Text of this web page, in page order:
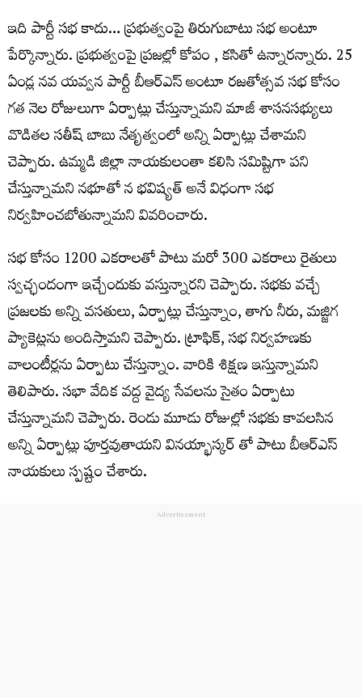
ఇది పార్టీ స‌భ కాదు… ప్ర‌భుత్వంపై తిరుగుబాటు స‌భ అంటూ
పేర్కొన్నారు. ప్ర‌భుత్వంపై ప్ర‌జ‌ల్లో కోపం , క‌సితో ఉన్నారన్నారు. 25
ఏండ్ల న‌వ య‌వ్వ‌న పార్టీ బీఆర్ఎస్‌ అంటూ ర‌జ‌తోత్స‌వ స‌భ కోసం
గ‌త నెల రోజులుగా ఏర్పాట్లు చేస్తున్నామని మాజీ శాస‌న‌స‌భ్యులు
వొడిత‌ల స‌తీష్ బాబు నేతృత్వంలో అన్ని ఏర్పాట్లు చేశామని
చెప్పారు. ఉమ్మ‌డి జిల్లా నాయ‌కులంతా కలిసి స‌మిష్టిగా ప‌ని
చేస్తున్నామని నభూతో న భ‌విష్య‌త్ అనే విధంగా స‌భ
నిర్వ‌హించ‌బోతున్నామని వివరించారు.
సభ కోసం 1200 ఎక‌రాల‌తో పాటు మ‌రో 300 ఎక‌రాలు రైతులు
స్వ‌చ్ఛందంగా ఇచ్చేందుకు వ‌స్తున్నారని చెప్పారు. స‌భ‌కు వ‌చ్చే
ప్ర‌జ‌ల‌కు అన్ని వ‌స‌తులు, ఏర్పాట్లు చేస్తున్నాం, తాగు నీరు, మ‌జ్జిగ
ప్యాకెట్ల‌ను అందిస్తామని చెప్పారు. ట్రాఫిక్‌, స‌భ నిర్వ‌హ‌ణ‌కు
వాలంటీర్ల‌ను ఏర్పాటు చేస్తున్నాం. వారికి శిక్ష‌ణ ఇస్తున్నామని
తెలిపారు. సభా వేదిక వద్ద వైద్య సేవ‌ల‌ను సైతం ఏర్పాటు
చేస్తున్నామని చెప్పారు. రెండు మూడు రోజుల్లో సభకు కావలసిన
అన్ని ఏర్పాట్లు పూర్తవుతాయని వినయ్భాస్కర్ తో పాటు బీఆర్ఎస్
నాయకులు స్పష్టం చేశారు.